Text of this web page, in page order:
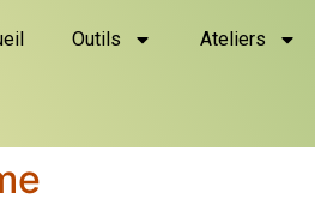
Outils Ateliers